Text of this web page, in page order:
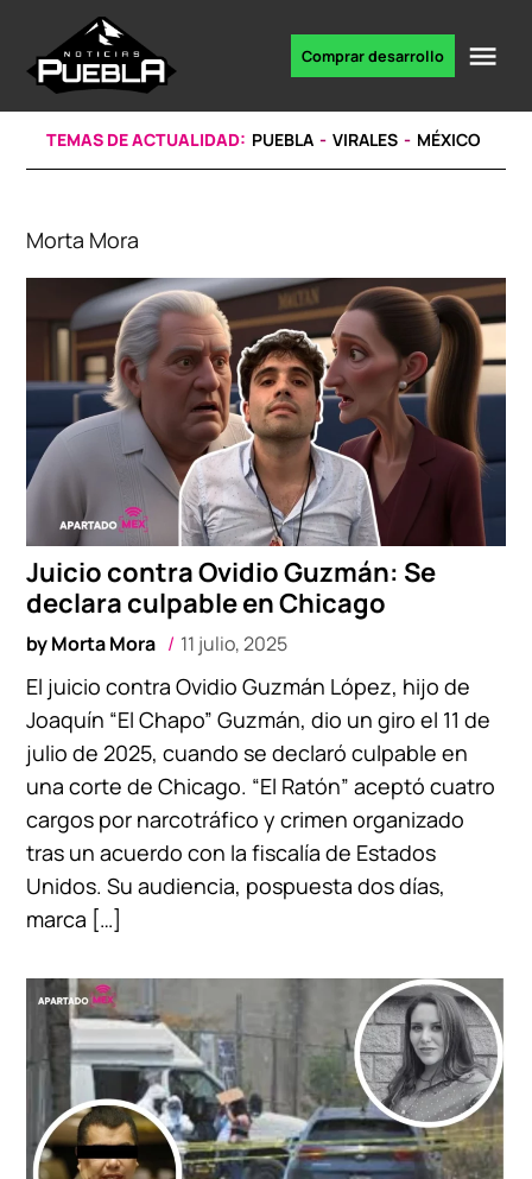
content
noticias
Comprar desarrollo
TEMAS DE ACTUALIDAD: PUEBLA VIRALES MÉXICO
Morta Mora
Juicio contra Ovidio Guzmán: Se
declara culpable en Chicago
byMorta Mora 11 julio, 2025
El juicio contra Ovidio Guzmán López, hijo de
Joaquín “El Chapo” Guzmán, dio un giro el 11 de
julio de 2025, cuando se declaró culpable en
una corte de Chicago. “El Ratón” aceptó cuatro
cargos por narcotráfico y crimen organizado
tras un acuerdo con la fiscalía de Estados
Unidos. Su audiencia, pospuesta dos días,
marca […]